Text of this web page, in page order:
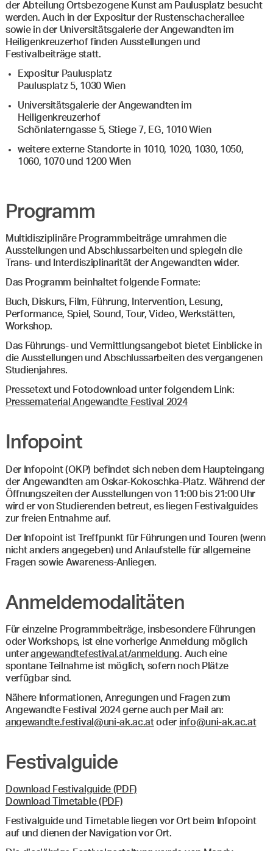
der Abteilung Ortsbezogene Kunst am Paulusplatz besucht
werden. Auch in der Expositur der Rustenschacherallee
sowie in der Universitätsgalerie der Angewandten im
Heiligenkreuzerhof finden Ausstellungen und
Festivalbeiträge statt.
Expositur Paulusplatz
Paulusplatz 5, 1030 Wien
Universitätsgalerie der Angewandten im
Heiligenkreuzerhof
Schönlaterngasse 5, Stiege 7, EG, 1010 Wien
weitere externe Standorte in 1010, 1020, 1030, 1050,
1060, 1070 und 1200 Wien
Programm
Multidisziplinäre Programmbeiträge umrahmen die
Ausstellungen und Abschlussarbeiten und spiegeln die
Trans- und Interdisziplinarität der Angewandten wider.
Das Programm beinhaltet folgende Formate:
Buch, Diskurs, Film, Führung, Intervention, Lesung,
Performance, Spiel, Sound, Tour, Video, Werkstätten,
Workshop.
Das Führungs- und Vermittlungsangebot bietet Einblicke in
die Ausstellungen und Abschlussarbeiten des vergangenen
Studienjahres.
Pressetext und Fotodownload unter folgendem Link:
Pressematerial Angewandte Festival 2024
Infopoint
Der Infopoint (OKP) befindet sich neben dem Haupteingang
der Angewandten am Oskar-Kokoschka-Platz. Während der
Öffnungszeiten der Ausstellungen von 11:00 bis 21:00 Uhr
wird er von Studierenden betreut, es liegen Festivalguides
zur freien Entnahme auf.
Der Infopoint ist Treffpunkt für Führungen und Touren (wenn
nicht anders angegeben) und Anlaufstelle für allgemeine
Fragen sowie Awareness-Anliegen.
Anmeldemodalitäten
Für einzelne Programmbeiträge, insbesondere Führungen
oder Workshops, ist eine vorherige Anmeldung möglich
unterangewandtefestival.at/anmeldung. Auch eine
spontane Teilnahme ist möglich, sofern noch Plätze
verfügbar sind.
Nähere Informationen, Anregungen und Fragen zum
Angewandte Festival 2024 gerne auch per Mail an:
angewandte.festival@uni-ak.ac.atoder info@uni-ak.ac.at
Festivalguide
Download Festivalguide (PDF)
Download Timetable (PDF)
Festivalguide und Timetable liegen vor Ort beim Infopoint
auf und dienen der Navigation vor Ort.